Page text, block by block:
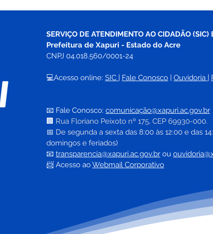
SERVIÇO DE ATENDIMENTO AO CIDADÃO (SIC)
Prefeitura de Xapuri - Estado do Acre
CNPJ 04.018.560/0001-24
💻Acesso online: SIC | Fale Conosco | Ouvidoria |
📧 Fale Conosco: comunicação@xapuri.ac.gov.br
🏢 Rua Floriano Peixoto nº 175, CEP 69930-000.
📅 De segunda a sexta das 8:00 às 12:00 e das
domingos e feriados)
📧 transparencia@xapuri.ac.gov.br ou
📨 Acesso ao Webmail Corporativo